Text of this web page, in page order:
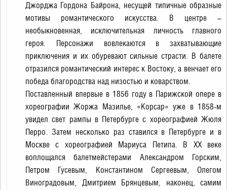
Джорджа Гордона Байрона, несущей типичные образные
мотивы романтического искусства. В центре –
необыкновенная, исключительная личность главного
героя. Персонажи вовлекаются в захватывающие
приключения и их обуревают сильные страсти. В балете
отразился романтический интерес к Востоку, а венчает его
победа благородства над низостью и коварством.
Поставленный впервые в 1856 году в Парижской опере в
хореографии Жоржа Мазилье, «Корсар» уже в 1858-м
увидел свет рампы в Петербурге с хореографией Жюля
Перро. Затем несколько раз ставился в Петербурге и в
Москве с хореографией Мариуса Петипа. В ХХ веке
воплощался балетмейстерами Александром Горским,
Петром Гусевым, Константином Сергеевым, Олегом
Виноградовым, Дмитрием Брянцевым, наконец, самим